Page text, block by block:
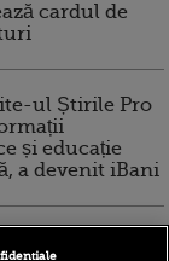
cardul de
ul Știrile Pro
și educație
a devenit iBani